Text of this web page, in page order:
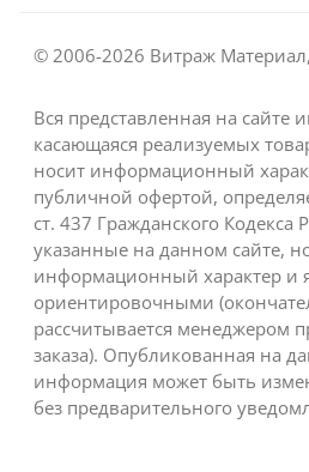
© 2006-2026 Витраж
Вся представленная на сайте
касающаяся реализуемых
носит информационный
публичной офертой,
ст. 437 Гражданского Кодекса
указанные на данном сайте,
информационный характер и
ориентировочными
рассчитывается менеджером
заказа). Опубликованная на
информация может быть
без предварительного